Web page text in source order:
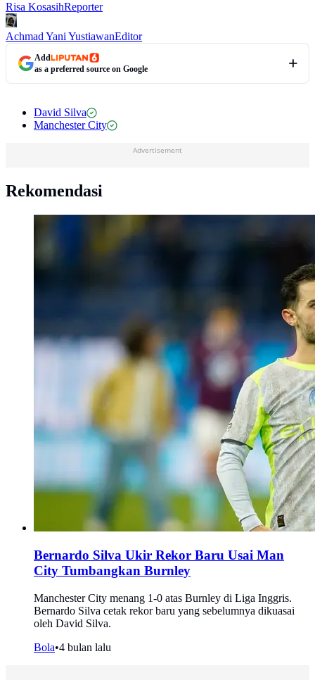
Risa KosasihReporter
Achmad Yani YustiawanEditor
Add
as a preferred source on Google
David Silva
Manchester City
Advertisement
Rekomendasi
Bernardo Silva Ukir Rekor Baru Usai Man
City Tumbangkan Burnley
Manchester City menang 1-0 atas Burnley di Liga Inggris.
Bernardo Silva cetak rekor baru yang sebelumnya dikuasai
oleh David Silva.
Bola•4 bulan lalu